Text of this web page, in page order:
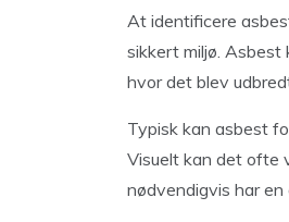
At identificere
sikkert miljø.
hvor det blev
Typisk kan asbest
Visuelt kan det ofte
nødvendigvis har